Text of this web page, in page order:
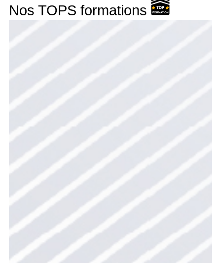
Nos TOPS formations